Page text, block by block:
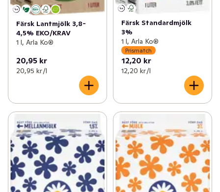
Färsk Lantmjölk 3,8-
4,5% EKO/KRAV
1 l, Arla Ko®
20,95 kr
20,95 kr /l
Färsk Standardmjölk
3%
1 l, Arla Ko®
Prismatch
12,20 kr
12,20 kr /l